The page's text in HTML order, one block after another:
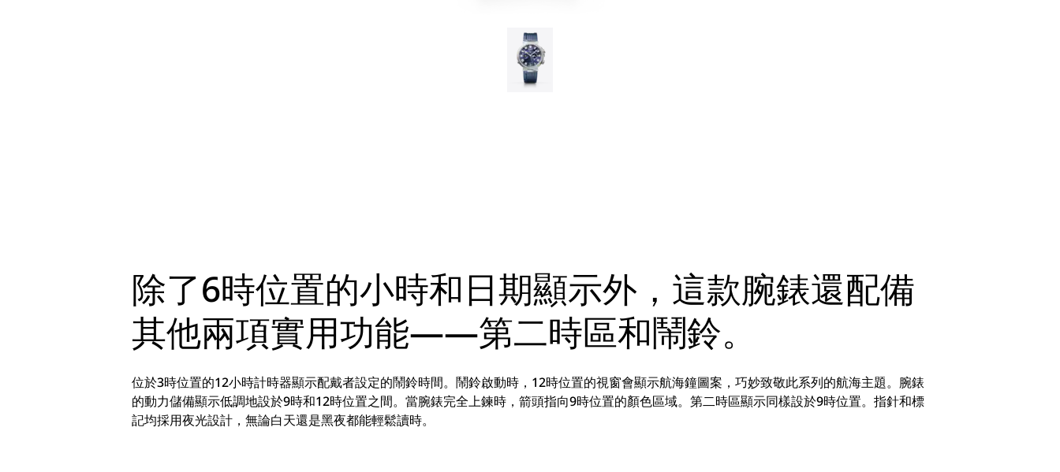
除了6時位置的小時和日期顯示外，這款腕錶還配備
其他兩項實用功能——第二時區和鬧鈴。
位於3時位置的12小時計時器顯示配戴者設定的鬧鈴時間。鬧鈴啟動時，12時位置的視窗會顯示航海鐘圖案，巧妙致敬此系列的航海主題。腕錶
的動力儲備顯示低調地設於9時和12時位置之間。當腕錶完全上鍊時，箭頭指向9時位置的顏色區域。第二時區顯示同樣設於9時位置。指針和標
記均採用夜光設計，無論白天還是黑夜都能輕鬆讀時。